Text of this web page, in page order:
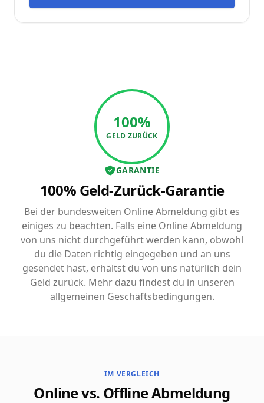
100%
GELD ZURÜCK
GARANTIE
100% Geld-Zurück-Garantie
Bei der bundesweiten Online Abmeldung gibt es
einiges zu beachten. Falls eine Online Abmeldung
von uns nicht durchgeführt werden kann, obwohl
du die Daten richtig eingegeben und an uns
gesendet hast, erhältst du von uns natürlich dein
Geld zurück. Mehr dazu findest du in unseren
allgemeinen Geschäftsbedingungen.
IM VERGLEICH
Online vs. Offline Abmeldung